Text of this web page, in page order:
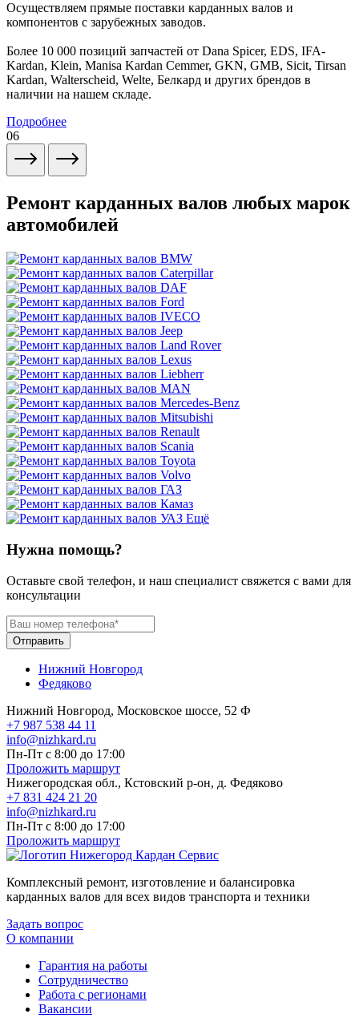
Осуществляем прямые поставки карданных валов и
компонентов с зарубежных заводов.
Более 10 000 позиций запчастей от Dana Spicer, EDS, IFA-
Kardan, Klein, Manisa Kardan Cemmer, GKN, GMB, Sicit, Tirsan
Kardan, Walterscheid, Welte, Белкард и других брендов в
наличии на нашем складе.
Подробнее
06
Ремонт карданных валов любых марок
автомобилей
Ещё
Нужна помощь?
Оставьте свой телефон, и наш специалист свяжется с вами для
консультации
Отправить
Нижний Новгород
Федяково
Нижний Новгород, Московское шоссе, 52 Ф
+7 987 538 44 11
info@nizhkard.ru
Пн-Пт с 8:00 до 17:00
Проложить маршрут
Нижегородская обл., Кстовский р-он, д. Федяково
+7 831 424 21 20
info@nizhkard.ru
Пн-Пт с 8:00 до 17:00
Проложить маршрут
Комплексный ремонт, изготовление и балансировка
карданных валов для всех видов транспорта и техники
Задать вопрос
О компании
Гарантия на работы
Сотрудничество
Работа с регионами
Вакансии